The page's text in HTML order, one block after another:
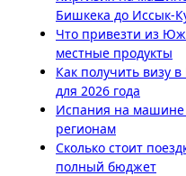
Бишкека до Иссык-
Что привезти из
местные продукты
Как получить визу
для 2026 года
Испания на машине
регионам
Сколько стоит
полный бюджет